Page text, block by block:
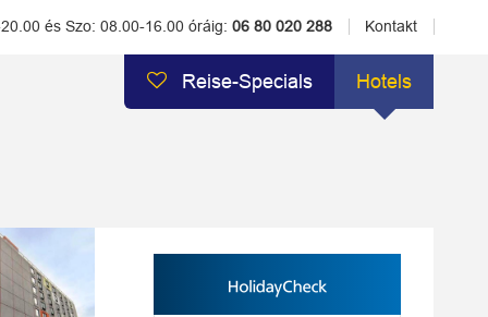
és Szo: 08.00-16.00 óráig: 06 80 020 288 Kontakt
Reise-Specials Hotels